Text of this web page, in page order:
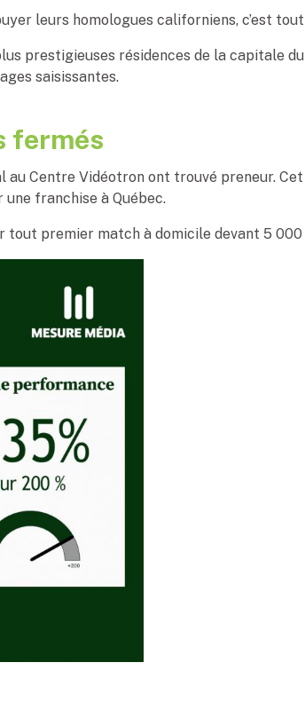
leurs homologues californiens, c’est
prestigieuses résidences de la capitale
saisissantes.
fermés
Centre Vidéotron ont trouvé preneur.
franchise à Québec.
tout premier match à domicile devant 5